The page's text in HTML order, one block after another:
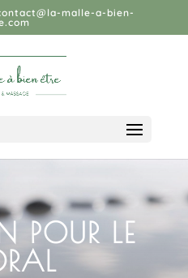
malle-a-bien-
POUR LE